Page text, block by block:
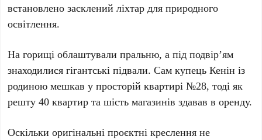
встановлено засклений ліхтар для природного
освітлення.
На горищі облаштували пральню, а під подвір’ям
знаходилися гігантські підвали. Сам купецьКенін із
родиною мешкав у просторійквартирі №28, тоді як
решту40 квартир ташість магазинів здавав в оренду.
Оскільки оригінальні проєктні креслення не